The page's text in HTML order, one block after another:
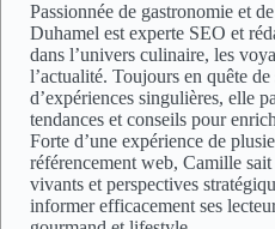
Passionnée de gastronomie et
Duhamel est experte SEO et
dans l’univers culinaire, les
l’actualité. Toujours en quête
d’expériences singulières, elle
tendances et conseils pour
Forte d’une expérience de
référencement web, Camille
vivants et perspectives
informer efficacement ses